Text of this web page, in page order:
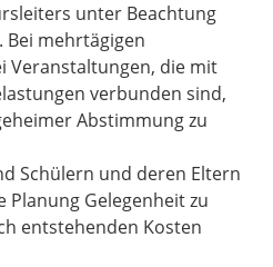
unter Beachtung
mehrtägigen
Veranstaltungen, die mit
verbunden sind,
Abstimmung zu
Schülern und deren Eltern
Gelegenheit zu
entstehenden Kosten